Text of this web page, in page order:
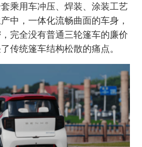
乘用车冲压、焊装、涂装工艺
中，一体化流畅曲面的车身，
完全没有普通三轮篷车的廉价
传统篷车结构松散的痛点。